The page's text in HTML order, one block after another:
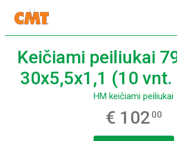
Keičiami peiliukai
30x5,5x1,1 (10
HM keičiami peiliukai
€ 102 00